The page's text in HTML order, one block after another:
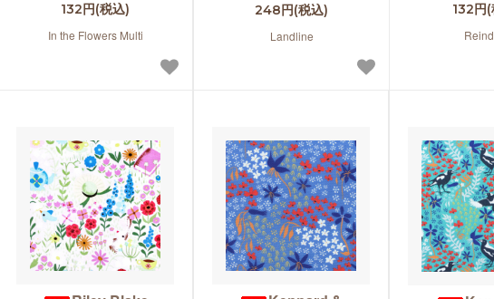
132円(税込)
In the Flowers Multi
248円(税込)
Landline
132円